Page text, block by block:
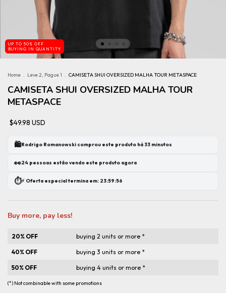
UP TO 50% OFF
BUYING IN QUANTITY
Home . Leve 2, Pague 1 . CAMISETA SHUI OVERSIZED MALHA TOUR METASPACE
CAMISETA SHUI OVERSIZED MALHA TOUR
METASPACE
$49.98 USD
🛍️Rodrigo Romanowski comprou este produto há 33 minutos
👀24 pessoas estão vendo este produto agora
⏱️⚡ Oferta especial termina em: 23:59:56
Buy more, pay less!
20% OFF buying 2 units or more *
40% OFF buying 3 units or more *
50% OFF buying 4 units or more *
(*) Not combinable with some promotions